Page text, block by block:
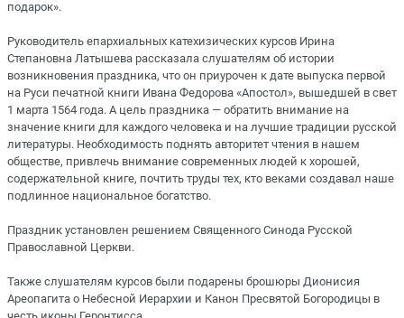
подарок».
Руководитель епархиальных катехизических курсов Ирина
Степановна Латышева рассказала слушателям об истории
возникновения праздника, что он приурочен к дате выпуска первой
на Руси печатной книги Ивана Федорова «Апостол», вышедшей в свет
1 марта 1564 года. А цель праздника — обратить внимание на
значение книги для каждого человека и на лучшие традиции русской
литературы. Необходимость поднять авторитет чтения в нашем
обществе, привлечь внимание современных людей к хорошей,
содержательной книге, почтить труды тех, кто веками создавал наше
подлинное национальное богатство.
Праздник установлен решением Священного Синода Русской
Православной Церкви.
Также слушателям курсов были подарены брошюры Дионисия
Ареопагита о Небесной Иерархии и Канон Пресвятой Богородицы в